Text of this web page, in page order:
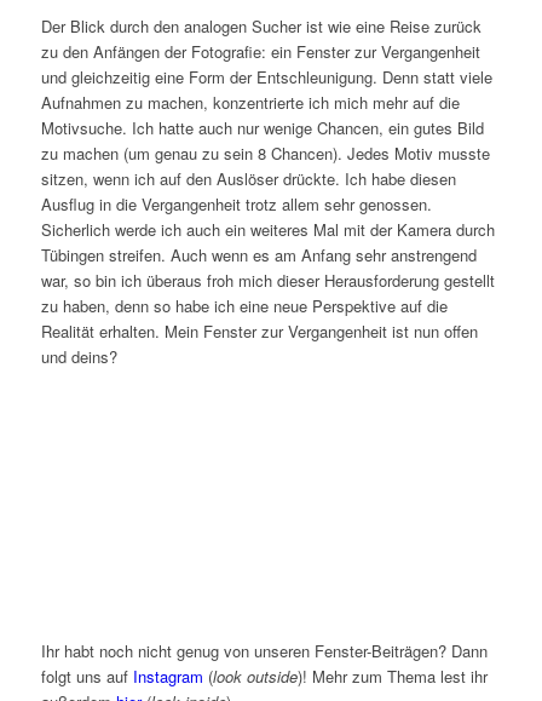
Der Blick durch den analogen Sucher ist wie eine Reise zurück
zu den Anfängen der Fotografie: ein Fenster zur Vergangenheit
und gleichzeitig eine Form der Entschleunigung. Denn statt viele
Aufnahmen zu machen, konzentrierte ichmich mehr auf die
Motivsuche. Ich hatte auch nur wenige Chancen, ein gutes Bild
zu machen (um genau zu sein 8 Chancen). Jedes Motiv musste
sitzen, wenn ich auf den Auslöser drückte. Ich habe diesen
Ausflug in die Vergangenheit trotz allem sehr genossen.
Sicherlich werde ich auch ein weiteres Mal mit der Kamera durch
Tübingen streifen. Auch wenn es am Anfang sehr anstrengend
war, so bin ich überaus froh mich dieser Herausforderung gestellt
zu haben, denn so habe ich eine neue Perspektive auf die
Realität erhalten. Mein Fenster zur Vergangenheit ist nun offen
und deins?
Ihr habt noch nicht genug von unseren Fenster-Beiträgen? Dann
folgt uns auf Instagram (look outside)! Mehr zum Thema lest ihr